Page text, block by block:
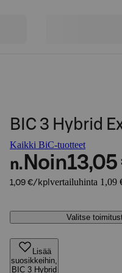
BIC 3 Hybrid
Kaikki BiC-tuotteet
n. Noin13,05
1,09 €/kpl vertailuhinta 1,09
Valitse
Lisää
suosikkeihin,
BIC 3 Hybrid